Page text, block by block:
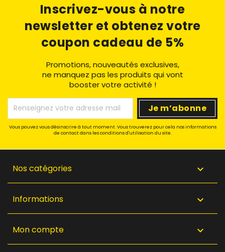
Inscrivez-vous à notre
newsletter et obtenez votre
coupon cadeau de 5%
Promotions, nouveautés exclusives,
ne manquez pas les produits qui vont
booster votre activité !
Vous pouvez vous désinscrire à tout moment. Vous trouverez pour cela nos informations
de contact dans les conditions d'utilisation du site.
Nos catégories 
Informations 
Mon compte 